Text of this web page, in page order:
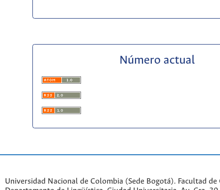
Número actual
Universidad Nacional de Colombia (Sede Bogotá). Facultad de